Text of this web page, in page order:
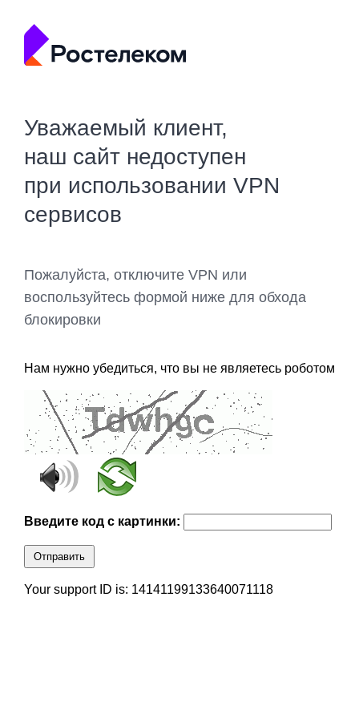
Уважаемый клиент,
наш сайт недоступен
при использовании VPN
сервисов
Пожалуйста, отключите VPN или
воспользуйтесь формой ниже для обхода
блокировки
Нам нужно убедиться, что вы не являетесь роботом
Введите код с картинки:
Отправить
Your support ID is: 14141199133640071118